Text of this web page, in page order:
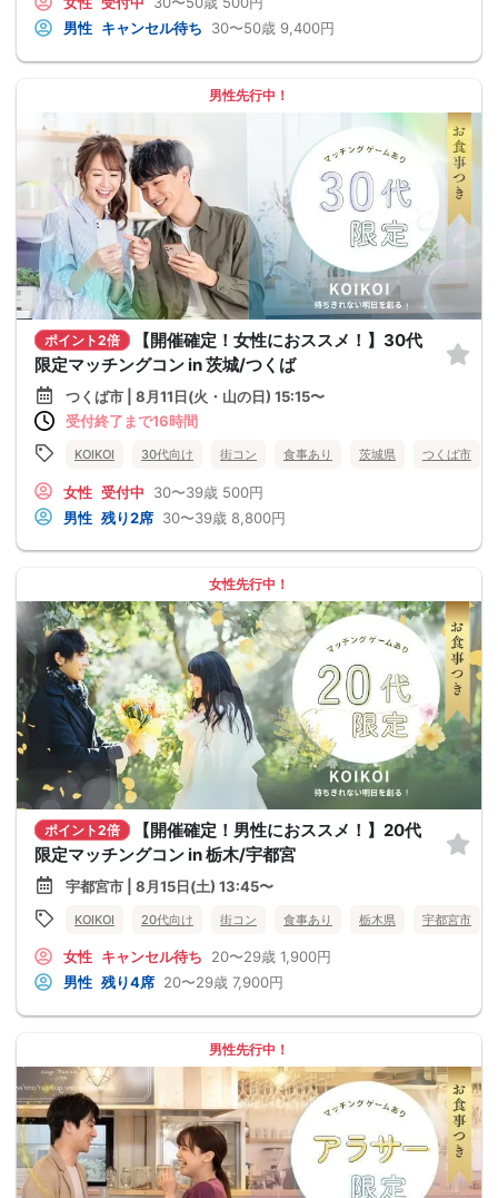
男性 キャンセル待ち 30〜50歳 9,400円
男性先行中！
ポイント2倍
【開催確定！女性におススメ！】30代
限定マッチングコン in 茨城/つくば
つくば市 | 8月11日(火・山の日) 15:15〜
受付終了まで16時間
KOIKOI 30代向け 街コン 食事あり 茨城県 つくば市
女性 受付中 30〜39歳 500円
男性 残り2席 30〜39歳 8,800円
女性先行中！
ポイント2倍
【開催確定！男性におススメ！】20代
限定マッチングコン in 栃木/宇都宮
宇都宮市 | 8月15日(土) 13:45〜
KOIKOI 20代向け 街コン 食事あり 栃木県 宇都宮市
女性 キャンセル待ち 20〜29歳 1,900円
男性 残り4席 20〜29歳 7,900円
男性先行中！